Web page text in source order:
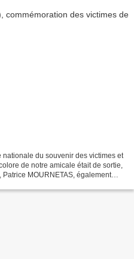
du souvenir des victimes et
de notre amicale était de sortie,
MOURNETAS, également